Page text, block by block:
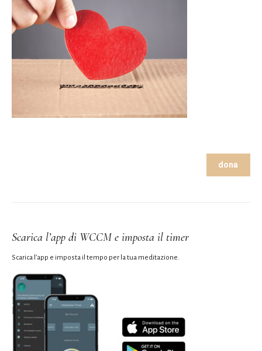
dona
Scarica l’app di WCCM e imposta il timer
Scarica l’app e imposta il tempo per la tua meditazione.